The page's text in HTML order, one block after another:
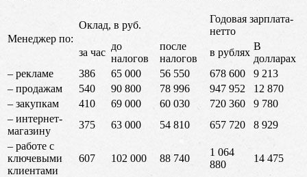
Менеджер по:
Оклад, в руб.
Годовая зарплата-
нетто
за час
до
налогов
после
налогов
в рублях
В
долларах
– рекламе
386 65 000 56 550 678 600
9 213
– продажам
540 90 800 78 996 947 952
12 870
– закупкам
410 69 000 60 030 720 360
9 780
– интернет-
магазину
375 63 000 54 810 657 720
8 929
– работе с
ключевыми
клиентами
607 102 000 88 740
1 064
880
14 475